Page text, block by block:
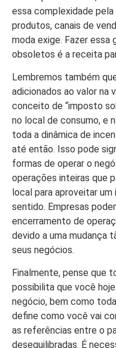
essa complexidade
produtos, canais de
moda exige. Fazer essa
obsoletos é a receita
Lembremos também
adicionados ao valor na
conceito de “imposto
no local de consumo, e
toda a dinâmica de
até então. Isso pode
formas de operar o
operações inteiras que
local para aproveitar
sentido. Empresas
encerramento de
devido a uma mudança
seus negócios.
Finalmente, pense que
possibilita que você
negócio, bem como
define como você vai
as referências entre o
desequilibradas. É